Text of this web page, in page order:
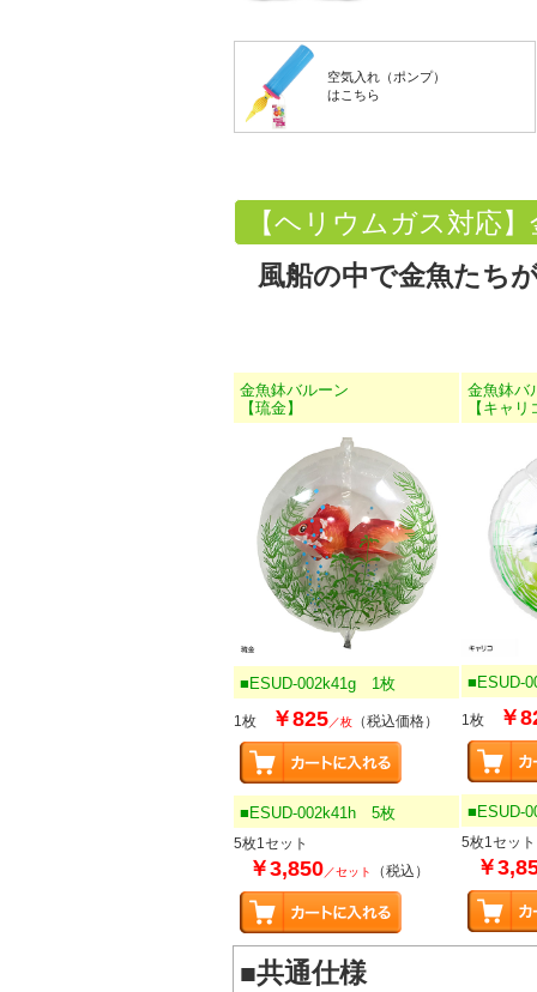
空気入れ（ポンプ）
はこちら
【ヘリウムガス対応
風船の中で金魚たち
金魚鉢バルーン
【琉金】
■ESUD-002k41g 1枚
1枚 ￥825／枚 （税込価格）
■ESUD-002k41h 5枚
5枚1セット
￥3,850／セット （税込）
金魚鉢バ
【キャリ
■ESUD-
1枚 ￥
■ESUD-
5枚1セット
￥
■共通仕様